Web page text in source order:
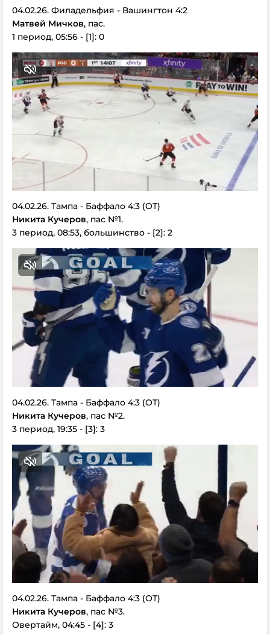
04.02.26. Филадельфия - Вашингтон 4:2
Матвей Мичков, пас.
1 период, 05:56 - [1]: 0
04.02.26. Тампа - Баффало 4:3 (ОТ)
Никита Кучеров, пас №1.
3 период, 08:53, большинство - [2]: 2
04.02.26. Тампа - Баффало 4:3 (ОТ)
Никита Кучеров, пас №2.
3 период, 19:35 - [3]: 3
04.02.26. Тампа - Баффало 4:3 (ОТ)
Никита Кучеров, пас №3.
Овертайм, 04:45 - [4]: 3